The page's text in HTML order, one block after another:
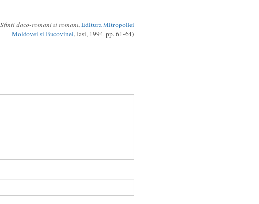
Sfinti daco-romani si romani,Editura Mitropoliei
Moldovei si Bucovinei, Iasi, 1994, pp. 61-64)